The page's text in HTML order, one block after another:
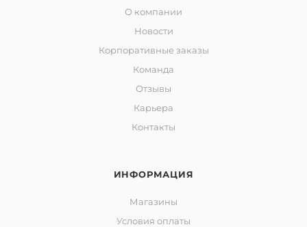
О компании
Новости
Корпоративные заказы
Команда
Отзывы
Карьера
Контакты
ИНФОРМАЦИЯ
Магазины
Условия оплаты